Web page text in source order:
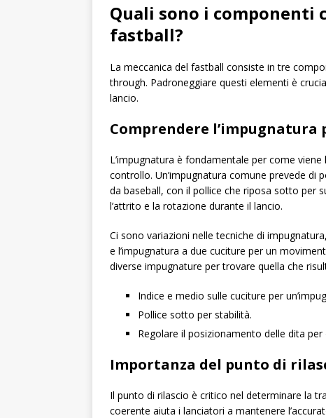
Quali sono i componenti
fastball?
La meccanica del fastball consiste in tre
through. Padroneggiare questi elementi è
lancio.
Comprendere l’impugnatura
L’impugnatura è fondamentale per come
controllo. Un’impugnatura comune prevede di
da baseball, con il pollice che riposa sotto per
l’attrito e la rotazione durante il lancio.
Ci sono variazioni nelle tecniche di
e l’impugnatura a due cuciture per un
diverse impugnature per trovare quella che
Indice e medio sulle cuciture per
Pollice sotto per stabilità.
Regolare il posizionamento delle dita per
Importanza del punto di
Il punto di rilascio è critico nel determinare la
coerente aiuta i lanciatori a mantenere